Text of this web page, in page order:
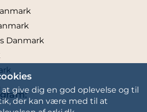
Danmark
give dig en god oplevelse og til
der kan være med til at